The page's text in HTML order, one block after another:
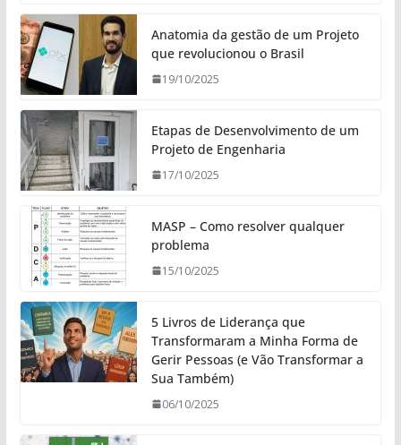
Anatomia da gestão de um Projeto
que revolucionou o Brasil
19/10/2025
Etapas de Desenvolvimento de um
Projeto de Engenharia
17/10/2025
MASP – Como resolver qualquer
problema
15/10/2025
5 Livros de Liderança que
Transformaram a Minha Forma de
Gerir Pessoas (e Vão Transformar a
Sua Também)
06/10/2025